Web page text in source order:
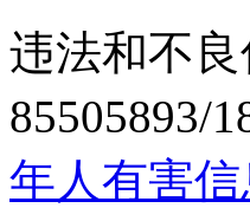
违法和不
85505893/
年人有害